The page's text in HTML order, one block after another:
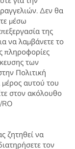
Δεν θα
μέσω
της
να λαμβάνετε το
πληροφορίες
των
Πολιτική
αυτού του
στον ακόλουθο
ζητηθεί να
τον